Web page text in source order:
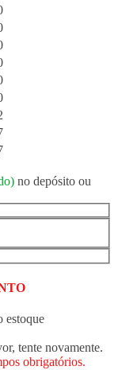
no depósito ou
estoque
tente novamente.
obrigatórios.